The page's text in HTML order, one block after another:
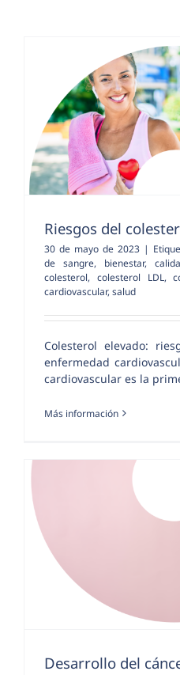
Riesgos del
30 de mayo de 2023 |
de sangre, bienestar,
colesterol, colesterol LDL,
cardiovascular, salud
Colesterol elevado:
enfermedad
cardiovascular es la
Más información
Desarrollo del